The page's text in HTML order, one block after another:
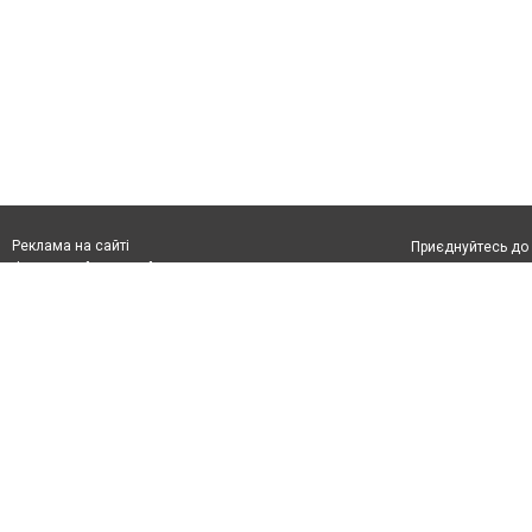
Реклама на сайті
Франшиза "CitySites"
Приєднуйтесь до